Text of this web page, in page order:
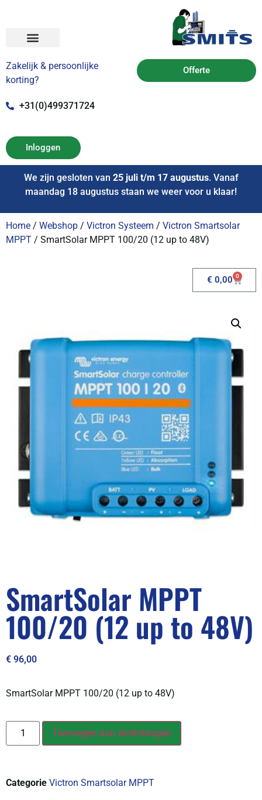
Zakelijk & persoonlijke
korting?
+31(0)499371724
Offerte
Inloggen
We zijn gesloten van 25 juli t/m 17 augustus. Vanaf
maandag 18 augustus staan we weer voor u klaar!
Home / Webshop / Victron Systeem / Victron Smartsolar
MPPT / SmartSolar MPPT 100/20 (12 up to 48V)
€ 0,00 0
SmartSolar MPPT
100/20 (12 up to 48V)
€ 96,00
SmartSolar MPPT 100/20 (12 up to 48V)
Toevoegen aan winkelwagen
Categorie Victron Smartsolar MPPT